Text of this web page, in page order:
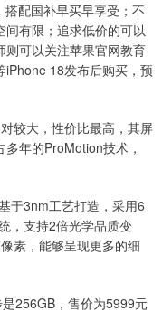
配国补早买早享受；不
有限；追求低价的可以
可以关注苹果官网教育
18发布后购买，预
较大，性价比最高，其屏
年的ProMotion技术，
于3nm工艺打造，采用6
，支持2倍光学品质变
素，能够呈现更多的细
256GB，售价为5999元